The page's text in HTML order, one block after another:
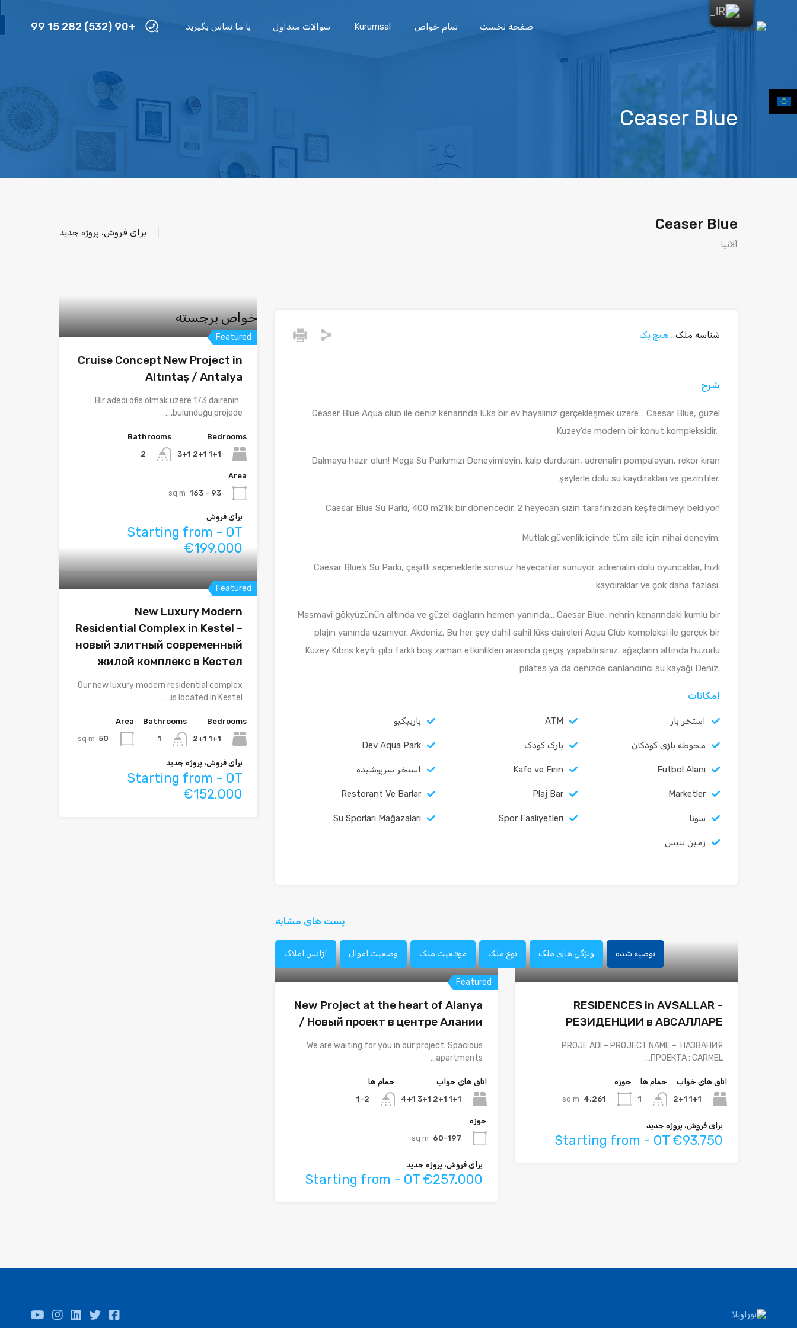
صفحه نخست تمام خواص Kurumsal سوالات متداول با ما تماس بگیرید +90 (532) 282 15 99
Ceaser Blue
Ceaser Blue
آلانیا
برای فروش، پروژه جدید
شناسه ملک : هیچ یک
شرح
Ceaser Blue Aqua club ile deniz kenarında lüks bir ev hayaliniz gerçekleşmek üzere… Caesar Blue, güzel
Kuzey’de modern bir konut kompleksidir.
Dalmaya hazır olun! Mega Su Parkımızı Deneyimleyin, kalp durduran, adrenalin pompalayan, rekor kıran
şeylerle dolu su kaydırakları ve gezintiler.
Caesar Blue Su Parkı, 400 m2’lik bir dönencedir. 2 heyecan sizin tarafınızdan keşfedilmeyi bekliyor!
Mutlak güvenlik içinde tüm aile için nihai deneyim.
Caesar Blue’s Su Parkı, çeşitli seçeneklerle sonsuz heyecanlar sunuyor. adrenalin dolu oyuncaklar, hızlı
kaydıraklar ve çok daha fazlası.
Masmavi gökyüzünün altında ve güzel dağların hemen yanında… Caesar Blue, nehrin kenarındaki kumlu bir
plajın yanında uzanıyor. Akdeniz. Bu her şey dahil sahil lüks daireleri Aqua Club kompleksi ile gerçek bir
Kuzey Kıbrıs keyfi. gibi farklı boş zaman etkinlikleri arasında geçiş yapabilirsiniz. ağaçların altında huzurlu
pilates ya da denizde canlandırıcı su kayağı Deniz.
امکانات
استخر باز ATM باربیکیو
محوطه بازی کودکان پارک کودک Dev Aqua Park
Futbol Alanı
Kafe ve Fırın استخر سرپوشیده
Marketler
Plaj Bar
Restorant Ve Barlar
سونا Spor Faaliyetleri
Su Sporları Mağazaları
زمین تنیس
پست های مشابه
توصیه شده ویژگی های ملک نوع ملک موقعیت ملک وضعیت اموال آژانس املاک
RESIDENCES in AVSALLAR –
РЕЗИДЕНЦИИ в АВСАЛЛАРЕ
PROJE ADI – PROJECT NAME – НАЗВАНИЯ
ПРОЕКТА : CARMEL…
اتاق های خواب
1+1 2+1
حمام ها
1
حوزه
4.261
sq m
برای فروش، پروژه جدید
Starting from - OT €93.750
Featured
New Project at the heart of Alanya
/ Новый проект в центре Алании
We are waiting for you in our project. Spacious
apartments…
اتاق های خواب
1+1 2+1 3+1 4+1
حمام ها
1-2
حوزه
60-197
sq m
برای فروش، پروژه جدید
Starting from - OT €257.000
خواص برجسته
Featured
Cruise Concept New Project in
Altıntaş / Antalya
Bir adedi ofis olmak üzere 173 dairenin
bulunduğu projede,…
Bedrooms
1+1 2+1 3+1
Bathrooms
2
Area
93 - 163
sq m
برای فروش
Starting from - OT
€199.000
Featured
New Luxury Modern
Residential Complex in Kestel –
новый элитный современный
жилой комплекс в Кестел
Our new luxury modern residential complex
is located in Kestel,…
Bedrooms
1+1 2+1
Bathrooms
1
Area
50
sq m
برای فروش، پروژه جدید
Starting from - OT
€152.000